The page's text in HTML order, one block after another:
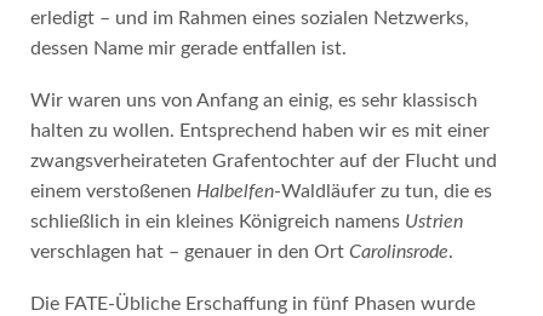
erledigt – und im Rahmen eines sozialen Netzwerks,
dessen Name mir gerade entfallen ist.
Wir waren uns von Anfang an einig, es sehr klassisch
halten zu wollen. Entsprechend haben wir es mit einer
zwangsverheirateten Grafentochter auf der Flucht und
einem verstoßenen Halbelfen-Waldläufer zu tun, die es
schließlich in ein kleines Königreich namens Ustrien
verschlagen hat – genauer in den Ort Carolinsrode.
Die FATE-Übliche Erschaffung in fünf Phasen wurde